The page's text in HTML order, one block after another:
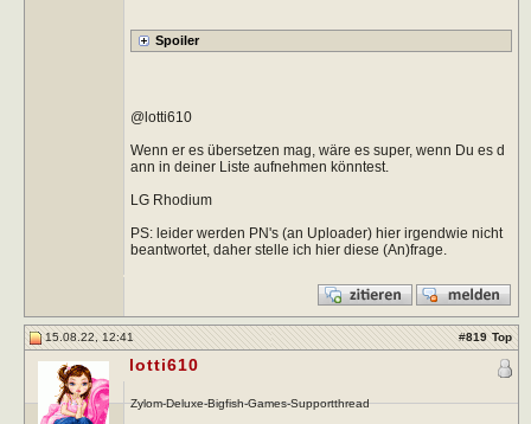
@lotti610
Wenn er es übersetzen mag, wäre es super, wenn Du es d
ann in deiner Liste aufnehmen könntest.
LG Rhodium
PS: leider werden PN's (an Uploader) hier irgendwie nicht
beantwortet, daher stelle ich hier diese (An)frage.
15.08.22, 12:41 #819 Top
lotti610
Zylom-Deluxe-Bigfish-Games-Supportthread